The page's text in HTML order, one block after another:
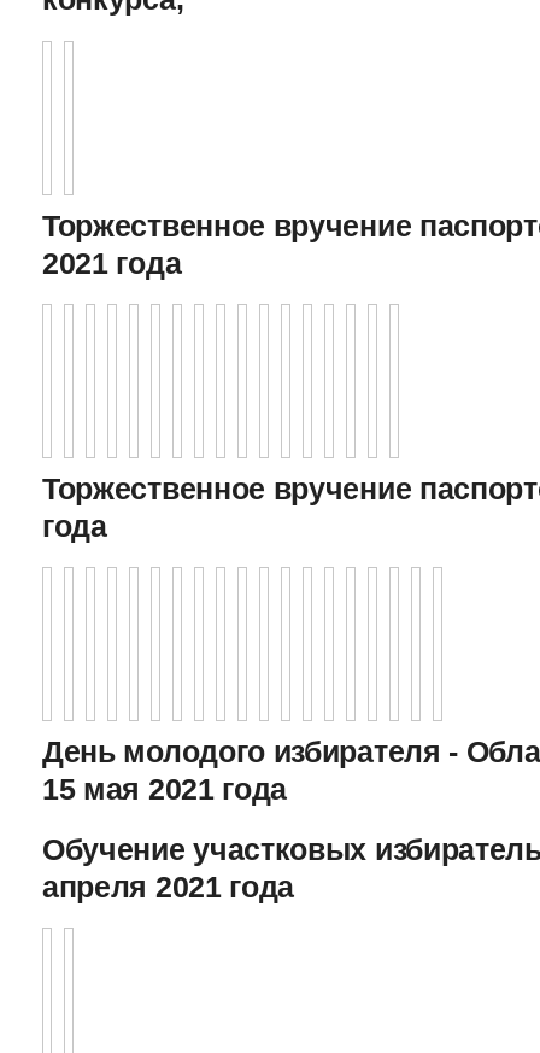
Торжественное вручение
2021 года
Торжественное вручение
года
День молодого избирателя -
15 мая 2021 года
Обучение участковых
апреля 2021 года